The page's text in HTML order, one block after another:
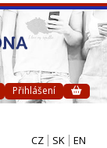
Přihlášení
CZ SK EN